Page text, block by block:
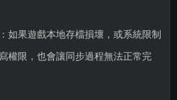
：如果遊戲本地存檔損壞，或系統限制
權限，也會讓同步過程無法正常完